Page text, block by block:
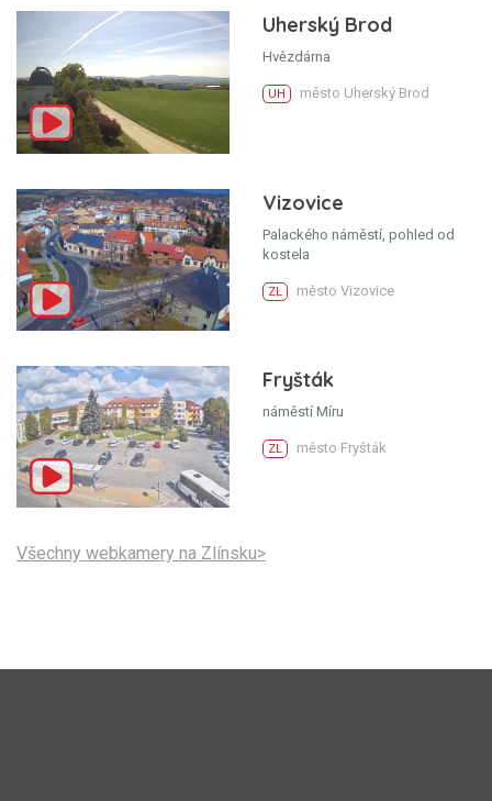
Uherský Brod
Hvězdárna
UH město Uherský Brod
Vizovice
Palackého náměstí, pohled od
kostela
ZL město Vizovice
Fryšták
náměstí Míru
ZL město Fryšták
Všechny webkamery na Zlínsku>